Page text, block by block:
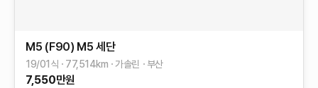
M5 (F90) M5 세단
19/01식 77,514km 가솔린 부산
7,550만원